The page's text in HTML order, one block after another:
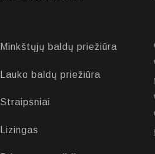
Minkštųjų baldų priežiūra
Lauko baldų priežiūra
Straipsniai
Lizingas